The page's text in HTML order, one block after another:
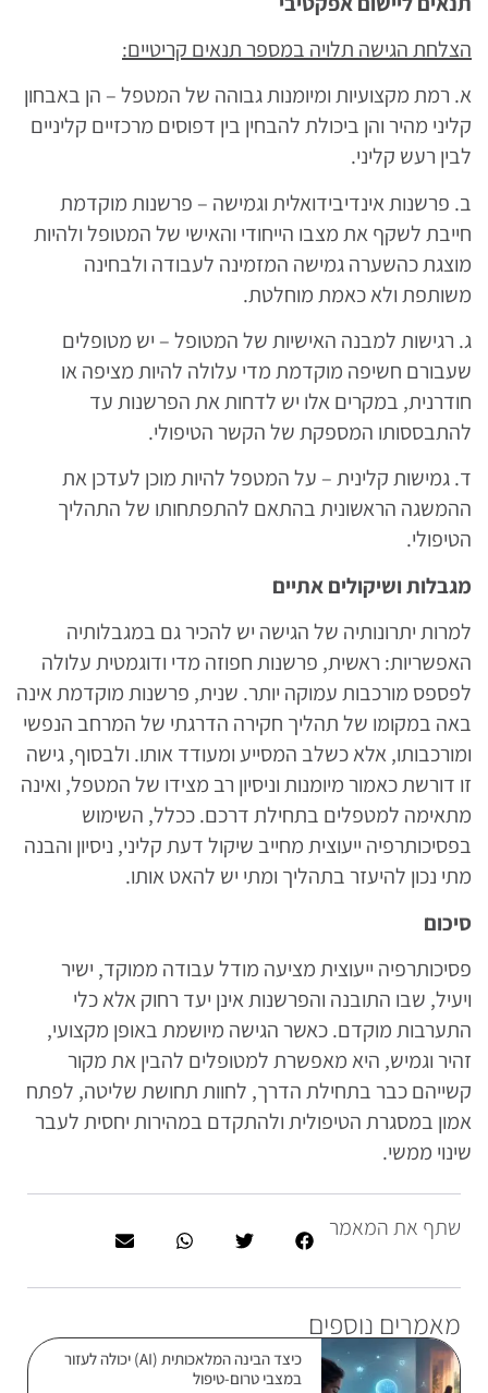
הצלחת הגישה תלויה במספר תנאים קריטיים:
א. רמת מקצועיות ומיומנות גבוהה של המטפל – הן באבחון
קליני מהיר והן ביכולת להבחין בין דפוסים מרכזיים קליניים
לבין רעש קליני.
ב. פרשנות אינדיבידואלית וגמישה – פרשנות מוקדמת
חייבת לשקף את מצבו הייחודי והאישי של המטופל ולהיות
מוצגת כהשערה גמישה המזמינה לעבודה ולבחינה
משותפת ולא כאמת מוחלטת.
ג. רגישות למבנה האישיות של המטופל – יש מטופלים
שעבורם חשיפה מוקדמת מדי עלולה להיות מציפה או
חודרנית, במקרים אלו יש לדחות את הפרשנות עד
להתבססותו המספקת של הקשר הטיפולי.
ד. גמישות קלינית – על המטפל להיות מוכן לעדכן את
ההמשגה הראשונית בהתאם להתפתחותו של התהליך
הטיפולי.
מגבלות ושיקולים אתיים
למרות יתרונותיה של הגישה יש להכיר גם במגבלותיה
האפשריות: ראשית, פרשנות חפוזה מדי ודוגמטית עלולה
לפספס מורכבות עמוקה יותר. שנית, פרשנות מוקדמת אינה
באה במקומו של תהליך חקירה הדרגתי של המרחב הנפשי
ומורכבותו, אלא כשלב המסייע ומעודד אותו. ולבסוף, גישה
זו דורשת כאמור מיומנות וניסיון רב מצידו של המטפל, ואינה
מתאימה למטפלים בתחילת דרכם. ככלל, השימוש
בפסיכותרפיה ייעוצית מחייב שיקול דעת קליני, ניסיון והבנה
מתי נכון להיעזר בתהליך ומתי יש להאט אותו.
סיכום
פסיכותרפיה ייעוצית מציעה מודל עבודה ממוקד, ישיר
ויעיל, שבו התובנה והפרשנות אינן יעד רחוק אלא כלי
התערבות מוקדם. כאשר הגישה מיושמת באופן מקצועי,
זהיר וגמיש, היא מאפשרת למטופלים להבין את מקור
קשייהם כבר בתחילת הדרך, לחוות תחושת שליטה, לפתח
אמון במסגרת הטיפולית ולהתקדם במהירות יחסית לעבר
שינוי ממשי.
שתף את המאמר
מאמרים נוספים
כיצד הבינה המלאכותית (AI) יכולה לעזור
במצבי טרום-טיפול